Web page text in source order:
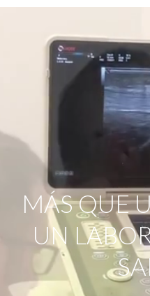
MÁS QUE
UN